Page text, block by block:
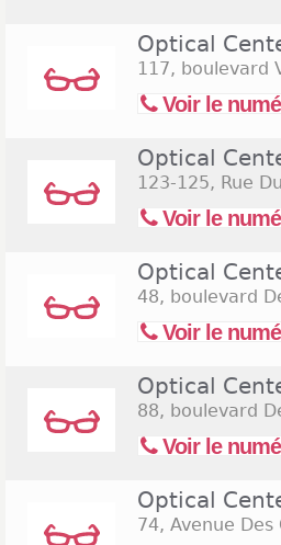
Optical
117, boulevard
Voir le
Optical
123-125, Rue
Voir le
Optical
48, boulevard
Voir le
Optical
88, boulevard
Voir le
Optical
74, Avenue Des